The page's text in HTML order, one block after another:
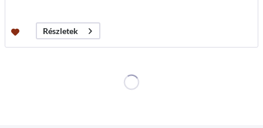
Részletek